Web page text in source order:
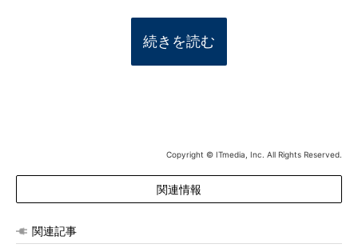
続きを読む
Copyright © ITmedia, Inc. All Rights Reserved.
関連情報
関連記事